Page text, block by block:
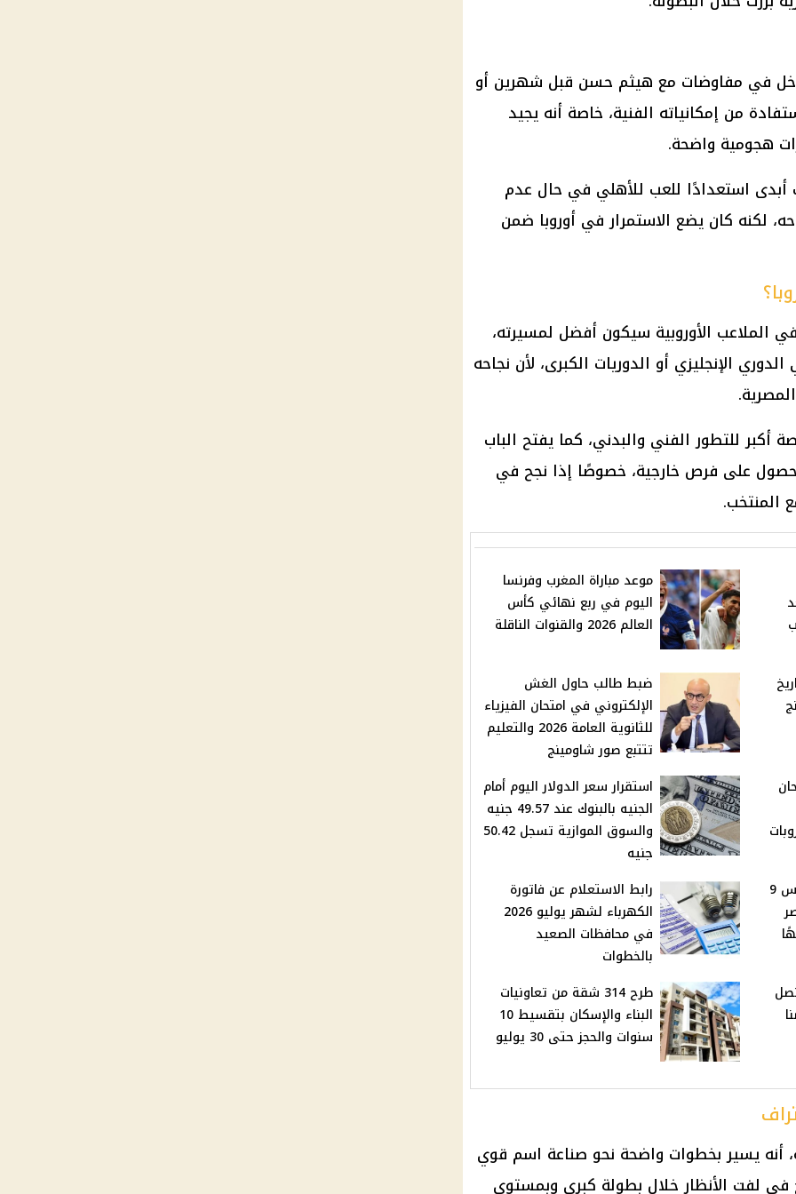
في مفاوضات مع هيثم حسن قبل شهرين أو
من إمكانياته الفنية، خاصة أنه يجيد
هجومية واضحة.
أبدى استعدادًا للعب للأهلي في حال عدم
لكنه كان يضع الاستمرار في أوروبا ضمن
الملاعب الأوروبية سيكون أفضل لمسيرته،
الإنجليزي أو الدوريات الكبرى، لأن نجاحه
أكبر للتطور الفني والبدني، كما يفتح الباب
على فرص خارجية، خصوصًا إذا نجح في
المنتخب.
بعد
موعد مباراة المغرب وفرنسا
اليوم في ربع نهائي كأس
العالم 2026 والقنوات الناقلة
ضبط طالب حاول الغش
الإلكتروني في امتحان الفيزياء
للثانوية العامة 2026 والتعليم
تتتبع صور شاومينج
استقرار سعر الدولار اليوم أمام
الجنيه بالبنوك عند 49.57 جنيه
والسوق الموازية تسجل 50.42
جنيه
أسعار الذهب اليوم الخميس 9
رابط الاستعلام عن فاتورة
الكهرباء لشهر يوليو 2026
في محافظات الصعيد
بالخطوات
طرح 314 شقة من تعاونيات
البناء والإسكان بتقسيط 10
سنوات والحجز حتى 30 يوليو
أنه يسير بخطوات واضحة نحو صناعة اسم قوي
في لفت الأنظار خلال بطولة كبرى وبمستوى